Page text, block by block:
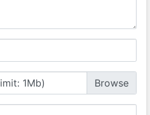
1Mb)